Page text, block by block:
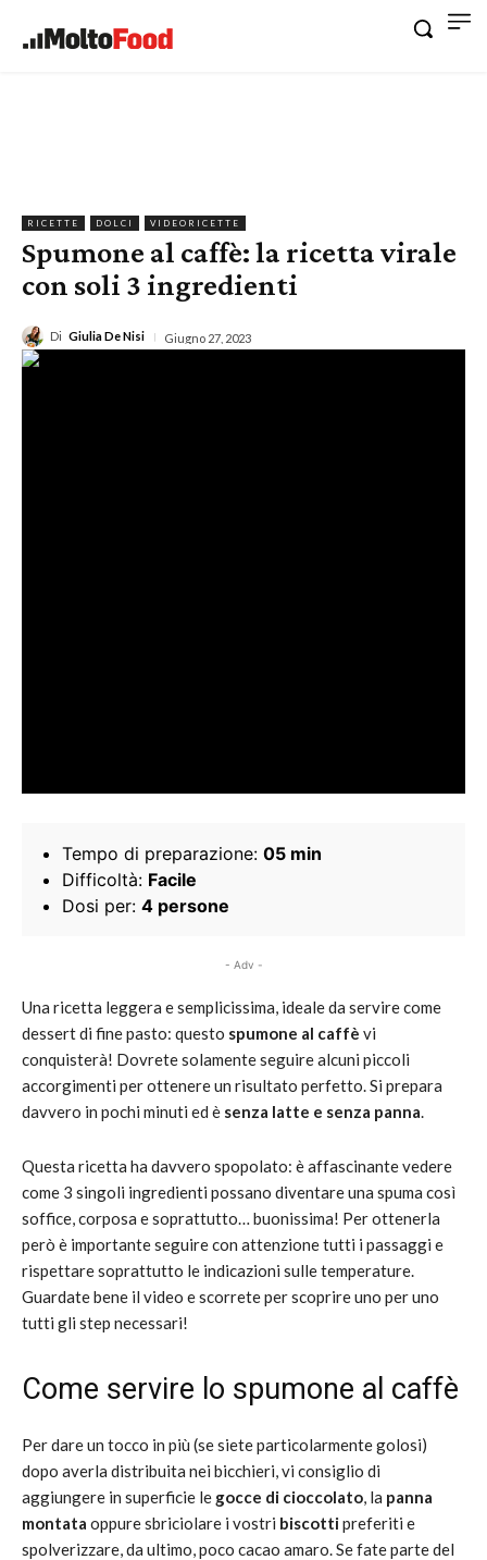
RICETTE DOLCI VIDEORICETTE
Spumone al caffè: la ricetta virale
con soli 3 ingredienti
Di Giulia De Nisi Giugno 27, 2023
Tempo di preparazione: 05 min
Difficoltà: Facile
Dosi per: 4 persone
- Adv -
Una ricetta leggera e semplicissima, ideale da servire come
dessert di fine pasto: questo spumone al caffè vi
conquisterà! Dovrete solamente seguire alcuni piccoli
accorgimenti per ottenere un risultato perfetto. Si prepara
davvero in pochi minuti ed è senza latte e senza panna.
Questa ricetta ha davvero spopolato: è affascinante vedere
come 3 singoli ingredienti possano diventare una spuma così
soffice, corposa e soprattutto… buonissima! Per ottenerla
però è importante seguire con attenzione tutti i passaggi e
rispettare soprattutto le indicazioni sulle temperature.
Guardate bene il video e scorrete per scoprire uno per uno
tutti gli step necessari!
Come servire lo spumone al caffè
Per dare un tocco in più (se siete particolarmente golosi)
dopo averla distribuita nei bicchieri, vi consiglio di
aggiungere in superficie le gocce di cioccolato, la panna
montata oppure sbriciolare i vostri biscottipreferiti e
spolverizzare, da ultimo, poco cacao amaro. Se fate parte del